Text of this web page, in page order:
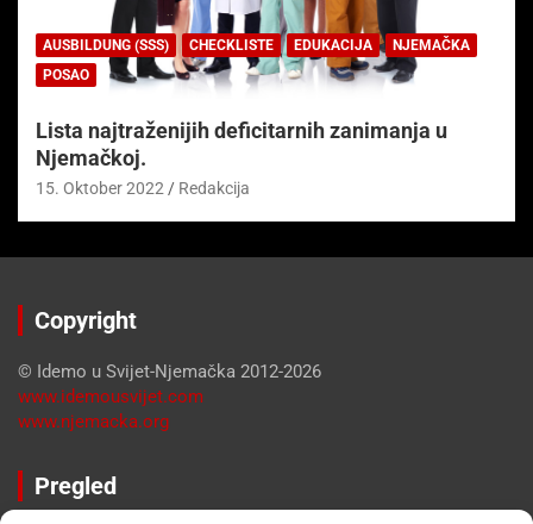
AUSBILDUNG (SSS) CHECKLISTE EDUKACIJA
NJEMAČKA
POSAO
Lista najtraženijih deficitarnih zanimanja u
Njemačkoj.
15. Oktober 2022 Redakcija
Copyright
© Idemo u Svijet-Njemačka 2012-2026
www.idemousvijet.com
www.njemacka.org
Pregled